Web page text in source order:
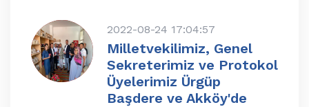
2022-08-24 17:04:57
Milletvekilimiz, Genel
Sekreterimiz ve Protokol
Üyelerimiz Ürgüp
Başdere ve Akköy'de